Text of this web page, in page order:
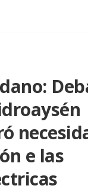
e las